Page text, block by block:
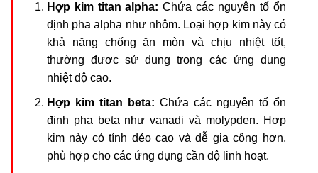
Hợp kim titan alpha: Chứa các nguyên tố ổn
định pha alpha như nhôm. Loại hợp kim này có
khả năng chống ăn mòn và chịu nhiệt tốt,
thường được sử dụng trong các ứng dụng
nhiệt độ cao.
Hợp kim titan beta: Chứa các nguyên tố ổn
định pha beta như vanadi và molypden. Hợp
kim này có tính dẻo cao và dễ gia công hơn,
phù hợp cho các ứng dụng cần độ linh hoạt.